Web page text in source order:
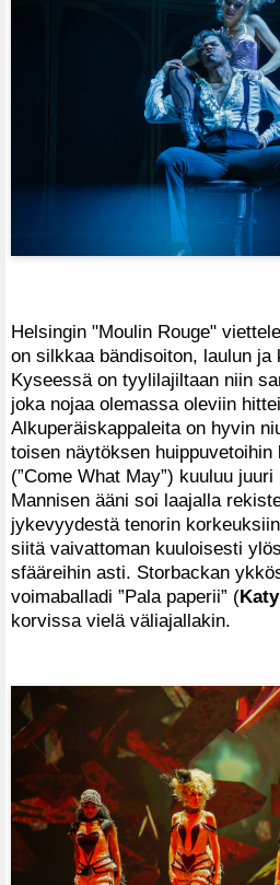
Helsingin "Moulin Rouge"
on silkkaa bändisoiton, laulun ja
Kyseessä on tyylilajiltaan niin
joka nojaa olemassa oleviin
Alkuperäiskappaleita on hyvin
toisen näytöksen huippuvetoihin
(”Come What May”) kuuluu juuri
Mannisen ääni soi laajalla
jykevyydestä tenorin
siitä vaivattoman kuuloisesti
sfääreihin asti. Storbackan
voimaballadi ”Pala paperii” (
korvissa vielä väliajallakin.